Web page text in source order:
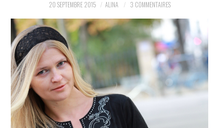
PARTAGER MES
TROUVAILLES ET MES
ENVIES DANS LA MODE, LE
LUXE ET LA BEAUTÉ EN Y
AJOUTANT MON PETIT
20 SEPTEMBRE 2015 ALINA 3 COMMENTAIRES